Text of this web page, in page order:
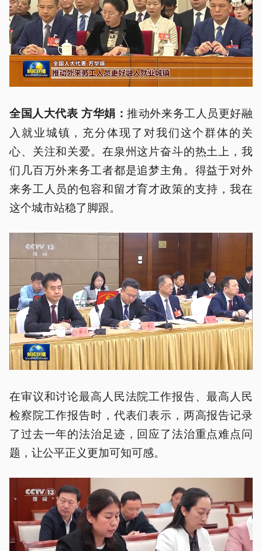
全国人大代表 方华娟：推动外来务工人员更好融
入就业城镇，充分体现了对我们这个群体的关
心、关注和关爱。在泉州这片奋斗的热土上，我
们几百万外来务工者都是追梦主角。得益于对外
来务工人员的包容和留才育才政策的支持，我在
这个城市站稳了脚跟。
在审议和讨论最高人民法院工作报告、最高人民
检察院工作报告时，代表们表示，两高报告记录
了过去一年的法治足迹，回应了法治重点难点问
题，让公平正义更加可知可感。